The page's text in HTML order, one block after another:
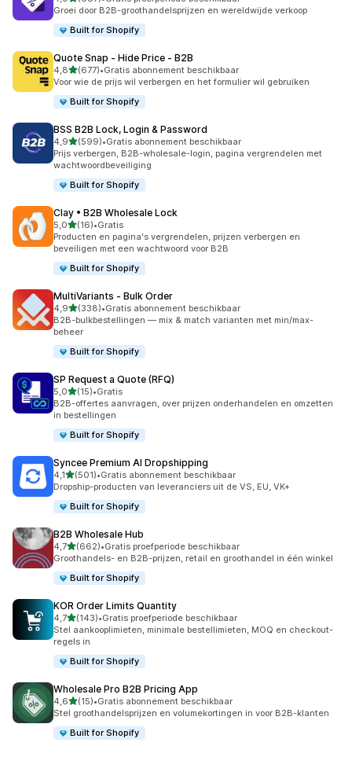
687 recensies in totaal
Groei door B2B-groothandelsprijzen en wereldwijde verkoop
Built for Shopify
Quote Snap ‑ Hide Price ‑ B2B
4,8van 5 sterren
(677)
677 recensies in totaal
•Gratis abonnement beschikbaar
Voor wie de prijs wil verbergen en het formulier wil gebruiken
Built for Shopify
BSS B2B Lock, Login & Password
4,9van 5 sterren
(599)
599 recensies in totaal
•Gratis abonnement beschikbaar
Prijs verbergen, B2B-wholesale-login, pagina vergrendelen met
wachtwoordbeveiliging
Built for Shopify
Clay • B2B Wholesale Lock
5,0van 5 sterren
(16)
16 recensies in totaal
•Gratis
Producten en pagina's vergrendelen, prijzen verbergen en
beveiligen met een wachtwoord voor B2B
Built for Shopify
MultiVariants ‑ Bulk Order
4,9van 5 sterren
(338)
338 recensies in totaal
•Gratis abonnement beschikbaar
B2B-bulkbestellingen — mix & match varianten met min/max-
beheer
Built for Shopify
SP Request a Quote (RFQ)
5,0van 5 sterren
(15)
15 recensies in totaal
•Gratis
B2B-offertes aanvragen, over prijzen onderhandelen en omzetten
in bestellingen
Built for Shopify
Syncee Premium AI Dropshipping
4,1van 5 sterren
(501)
501 recensies in totaal
•Gratis abonnement beschikbaar
Dropship-producten van leveranciers uit de VS, EU, VK+
Built for Shopify
B2B Wholesale Hub
4,7van 5 sterren
(662)
662 recensies in totaal
•Gratis proefperiode beschikbaar
Groothandels- en B2B-prijzen, retail en groothandel in één winkel
Built for Shopify
KOR Order Limits Quantity
4,7van 5 sterren
(143)
143 recensies in totaal
•Gratis proefperiode beschikbaar
Stel aankooplimieten, minimale bestellimieten, MOQ en checkout-
regels in
Built for Shopify
Wholesale Pro B2B Pricing App
4,6van 5 sterren
(15)
15 recensies in totaal
•Gratis abonnement beschikbaar
Stel groothandelsprijzen en volumekortingen in voor B2B-klanten
Built for Shopify